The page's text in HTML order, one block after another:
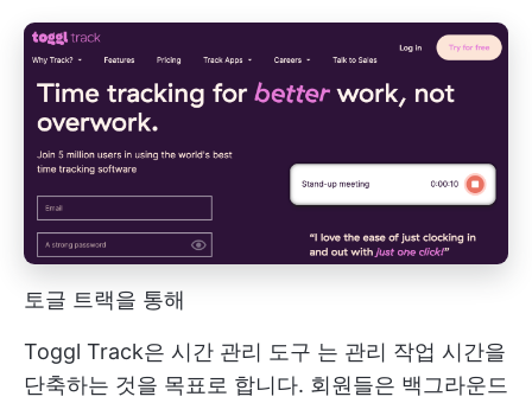
토글 트랙을 통해
Toggl Track은 시간 관리 도구 는 관리 작업 시간을
단축하는 것을 목표로 합니다. 회원들은 백그라운드